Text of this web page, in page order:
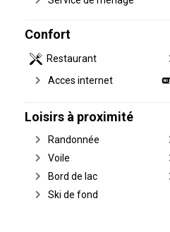
Confort
Restaurant
Acces internet
Loisirs à proximité
Randonnée
Voile
Bord de lac
Ski de fond